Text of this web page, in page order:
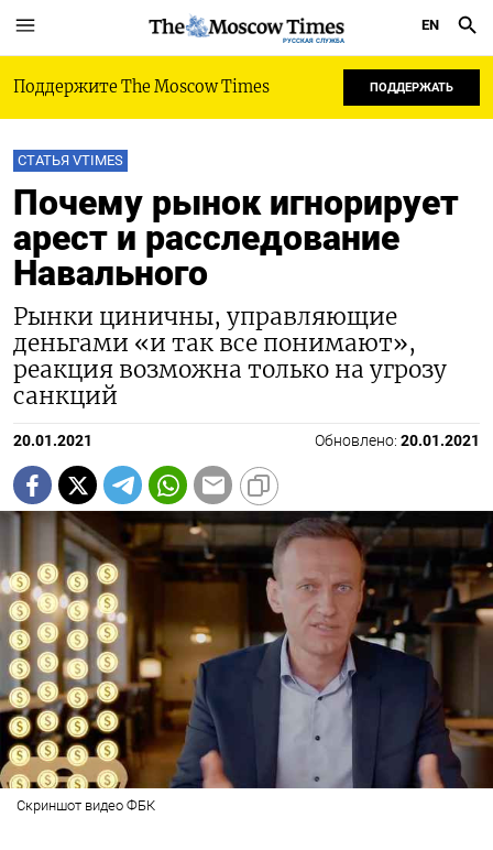
РУССКАЯ СЛУЖБА
EN
Поддержите The Moscow Times ПОДДЕРЖАТЬ
СТАТЬЯ VTIMES
Почему рынок игнорирует
арест и расследование
Навального
Рынки циничны, управляющие
деньгами «и так все понимают»,
реакция возможна только на угрозу
санкций
20.01.2021 Обновлено: 20.01.2021
Скриншот видео ФБК